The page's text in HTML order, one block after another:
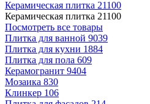
Керамическая плитка 21100
Керамическая плитка 21100
Посмотреть все товары
Плитка для ванной 9039
Плитка для кухни 1884
Плитка для пола 609
Керамогранит 9404
Мозаика 830
Клинкер 106